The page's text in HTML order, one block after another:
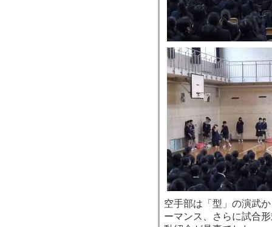
空手部は「型」の演武
ーマンス、さらに試合